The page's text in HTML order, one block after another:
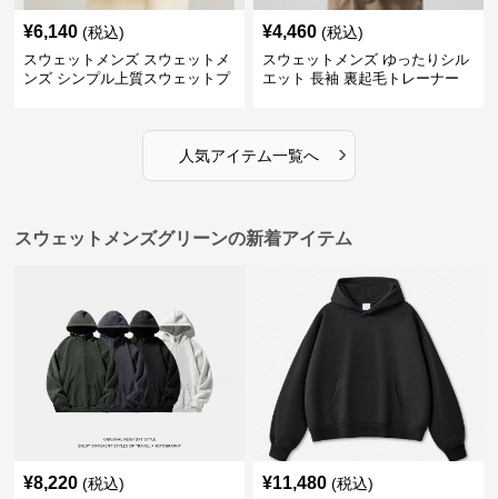
¥6,140 (税込)
スウェットメンズ スウェットメ
ンズ シンプル上質スウェットプ
¥4,460 (税込)
スウェットメンズ ゆったりシル
エット 長袖 裏起毛トレーナー
人気アイテム一覧へ ›
スウェットメンズグリーンの新着アイテム
¥8,220 (税込) ¥11,480 (税込)